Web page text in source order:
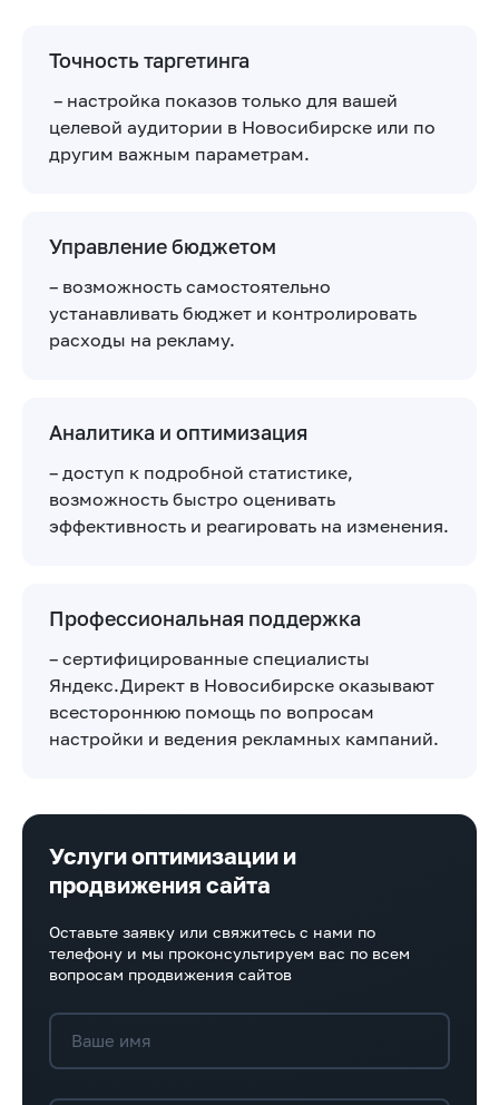
Точность таргетинга
– настройка показов только для вашей
целевой аудитории в Новосибирске или по
другим важным параметрам.
Управление бюджетом
– возможность самостоятельно
устанавливать бюджет и контролировать
расходы на рекламу.
Аналитика и оптимизация
– доступ к подробной статистике,
возможность быстро оценивать
эффективность и реагировать на изменения.
Профессиональная поддержка
– сертифицированные специалисты
Яндекс.Директ в Новосибирске оказывают
всестороннюю помощь по вопросам
настройки и ведения рекламных кампаний.
Услуги оптимизации и
продвижения сайта
Оставьте заявку или свяжитесь с нами по
телефону и мы проконсультируем вас по всем
вопросам продвижения сайтов
Ваше имя